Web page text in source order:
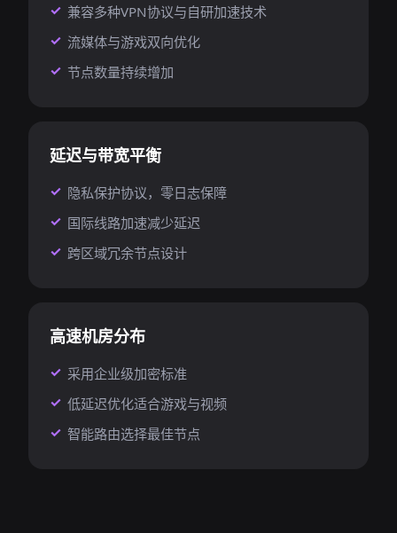
兼容多种VPN协议与自研加速技术
流媒体与游戏双向优化
节点数量持续增加
延迟与带宽平衡
隐私保护协议，零日志保障
国际线路加速减少延迟
跨区域冗余节点设计
高速机房分布
采用企业级加密标准
低延迟优化适合游戏与视频
智能路由选择最佳节点